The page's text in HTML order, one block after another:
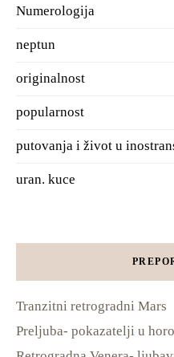
Numerologija
neptun
originalnost
popularnost
putovanja i život u
uran. kuce
Tranzitni retrogradni Mars
Preljuba- pokazatelji u